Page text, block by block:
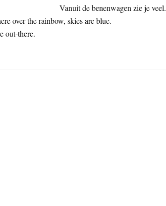
Vanuit de benenwagen zie je veel.
over the rainbow, skies are blue.
out-there.